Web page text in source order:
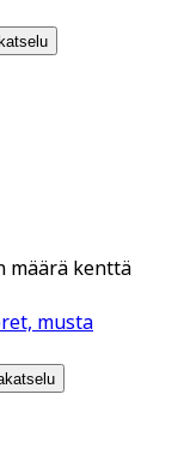
määrä kenttä
musta